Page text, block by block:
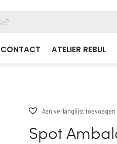
CONTACT ATELIER REBUL
Aan verlanglijst toevoegen
Spot